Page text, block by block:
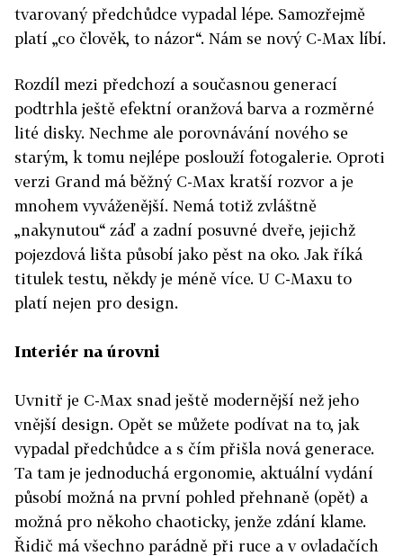
tvarovaný předchůdce vypadal lépe. Samozřejmě
platí „co člověk, to názor“. Nám se nový C-Max líbí.
Rozdíl mezi předchozí a současnou generací
podtrhla ještě efektní oranžová barva a rozměrné
lité disky. Nechme ale porovnávání nového se
starým, k tomu nejlépe poslouží fotogalerie. Oproti
verzi Grand má běžný C-Max kratší rozvor a je
mnohem vyváženější. Nemá totiž zvláštně
„nakynutou“ záď a zadní posuvné dveře, jejichž
pojezdová lišta působí jako pěst na oko. Jak říká
titulek testu, někdy je méně více. U C-Maxu to
platí nejen pro design.
Interiér na úrovni
Uvnitř je C-Max snad ještě modernější než jeho
vnější design. Opět se můžete podívat na to, jak
vypadal předchůdce a s čím přišla nová generace.
Ta tam je jednoduchá ergonomie, aktuální vydání
působí možná na první pohled přehnaně (opět) a
možná pro někoho chaoticky, jenže zdání klame.
Řidič má všechno parádně při ruce a v ovladačích